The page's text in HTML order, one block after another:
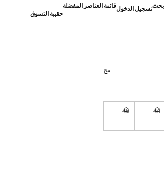
بحثتسجيل الدخولقائمة العناصر المفضلة
حقيبة التسوق
بيج
44
46